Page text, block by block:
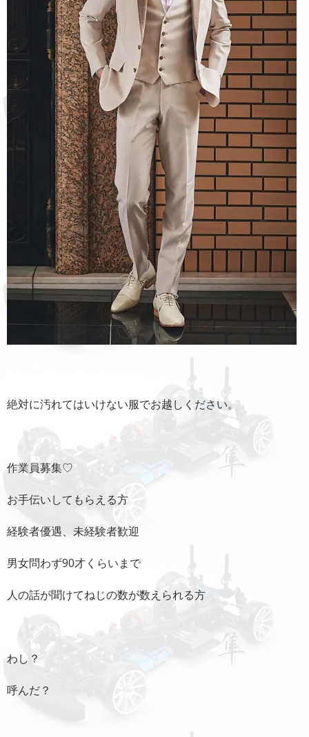
絶対に汚れてはいけない服でお越しください。
作業員募集♡
お手伝いしてもらえる方
経験者優遇、未経験者歓迎
男女問わず90才くらいまで
人の話が聞けてねじの数が数えられる方
わし？
呼んだ？